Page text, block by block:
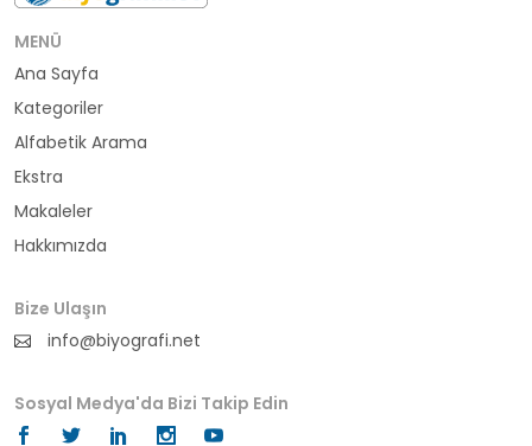
bürokrat
büyükelçi
cumhurbaşkanı
din adamı
doktor
fotoğrafçı
futbol
MENÜ
Ana Sayfa
Kategoriler
Alfabetik Arama
Ekstra
Makaleler
Hakkımızda
Bize Ulaşın
info@biyografi.net
Sosyal Medya'da Bizi Takip Edin